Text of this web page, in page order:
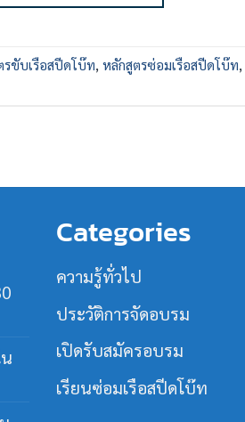
รขับเรือสปีดโบ๊ท, หลักสูตรซ่อมเรือสปีดโบ๊ท,
Categories
ความรู้ทั่วไป
ประวัติการจัดอบรม
เปิดรับสมัครอบรม
เรียนซ่อมเรือสปีดโบ๊ท